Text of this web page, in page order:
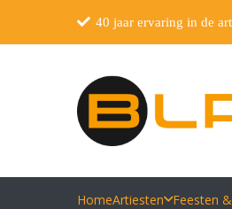
40 jaar ervaring in de
HomeArtiesten Feesten